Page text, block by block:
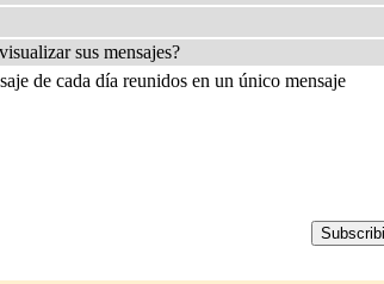
sus mensajes?
de cada día reunidos en un único mensaje